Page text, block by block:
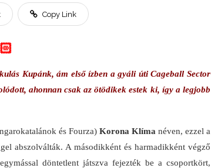
Copy Link
Kupánk, ám első ízben a gyáli úti Cageball Sector
ahonnan csak az ötödikek estek ki, így a legjobb
és Fourza) Korona Klíma néven, ezzel a
abszolválták. A másodikként és harmadikként végző
döntetlent játszva fejezték be a csoportkört,